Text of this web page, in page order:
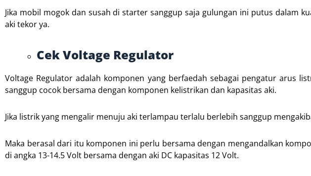
Jika mobil mogok dan susah di starter sanggup saja gulungan ini putus dalam
aki tekor ya.
Cek Voltage Regulator
Voltage Regulator adalah komponen yang berfaedah sebagai pengatur arus
sanggup cocok bersama dengan komponen kelistrikan dan kapasitas aki.
Jika listrik yang mengalir menuju aki terlampau terlalu berlebih sanggup
Maka berasal dari itu komponen ini perlu bersama dengan mengandalkan
di angka 13-14.5 Volt bersama dengan aki DC kapasitas 12 Volt.